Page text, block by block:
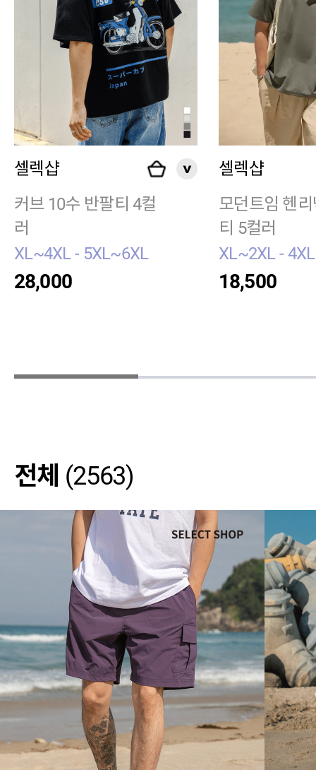
셀렉샵
커브 10수 반팔티 4컬
러
XL~4XL - 5XL~6XL
28,000
셀렉샵
모던트임 헨
티 5컬러
XL~2XL - 4XL
18,500
전체 (2563)